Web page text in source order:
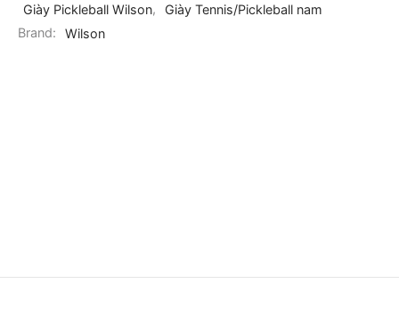
Giày Pickleball Wilson,
Giày Tennis/Pickleball nam
Brand:
Wilson